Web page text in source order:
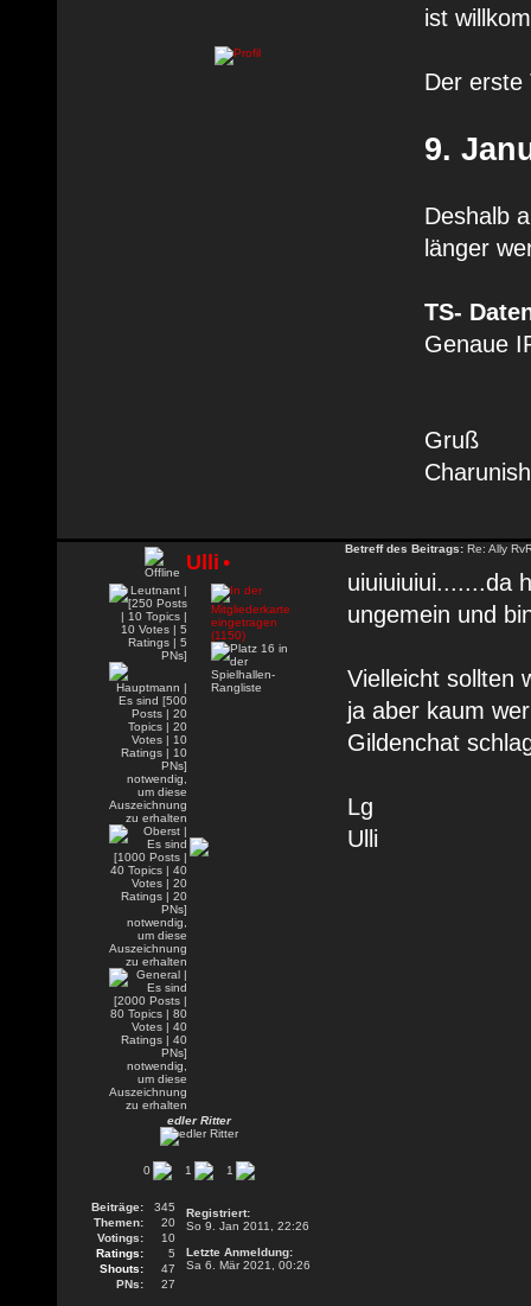
ist
Der erste
9.
Deshalb
länger
TS-
Genaue
Gruß
Charunish
Ulli •
edler Ritter
0 1 1
Beiträge:
345
Themen:
20
Votings:
10
Ratings:
5
Shouts:
47
PNs:
27
Registriert:
So 9. Jan 2011, 22:26
Letzte Anmeldung:
Sa 6. Mär 2021, 00:26
Betreff des Beitrags: Re: Ally
uiuiuiuiui.......da
ungemein und
Vielleicht sollten
ja aber kaum
Gildenchat
Lg
Ulli